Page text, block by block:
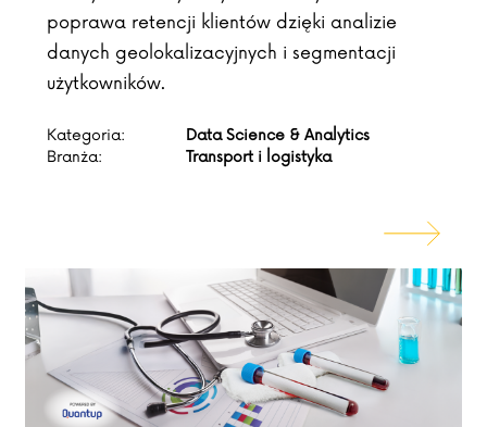
poprawa retencji klientów dzięki analizie
danych geolokalizacyjnych i segmentacji
użytkowników.
Kategoria:
Data Science & Analytics
Branża:
Transport i logistyka